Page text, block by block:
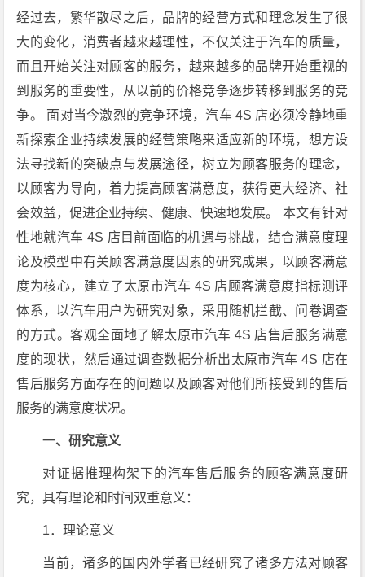
经过去，繁华散尽之后，品牌的经营方式和理念发生了很
大的变化，消费者越来越理性，不仅关注于汽车的质量，
而且开始关注对顾客的服务，越来越多的品牌开始重视的
到服务的重要性，从以前的价格竞争逐步转移到服务的竞
争。 面对当今激烈的竞争环境，汽车 4S 店必须冷静地重
新探索企业持续发展的经营策略来适应新的环境，想方设
法寻找新的突破点与发展途径，树立为顾客服务的理念，
以顾客为导向，着力提高顾客满意度，获得更大经济、社
会效益，促进企业持续、健康、快速地发展。 本文有针对
性地就汽车 4S 店目前面临的机遇与挑战，结合满意度理
论及模型中有关顾客满意度因素的研究成果，以顾客满意
度为核心，建立了太原市汽车 4S 店顾客满意度指标测评
体系，以汽车用户为研究对象，采用随机拦截、问卷调查
的方式。客观全面地了解太原市汽车 4S 店售后服务满意
度的现状，然后通过调查数据分析出太原市汽车 4S 店在
售后服务方面存在的问题以及顾客对他们所接受到的售后
服务的满意度状况。
一、研究意义
对证据推理构架下的汽车售后服务的顾客满意度研
究，具有理论和时间双重意义：
1．理论意义
当前，诸多的国内外学者已经研究了诸多方法对顾客